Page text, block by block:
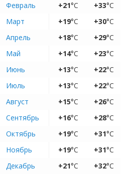
Февраль
+21°C +33°C
Март
+19°C +30°C
Апрель
+18°C +29°C
Май
+14°C +23°C
Июнь
+13°C +22°C
Июль
+13°C +22°C
Август
+15°C +26°C
Сентябрь
+16°C +28°C
Октябрь
+19°C +31°C
Ноябрь
+19°C +31°C
Декабрь
+21°C +32°C